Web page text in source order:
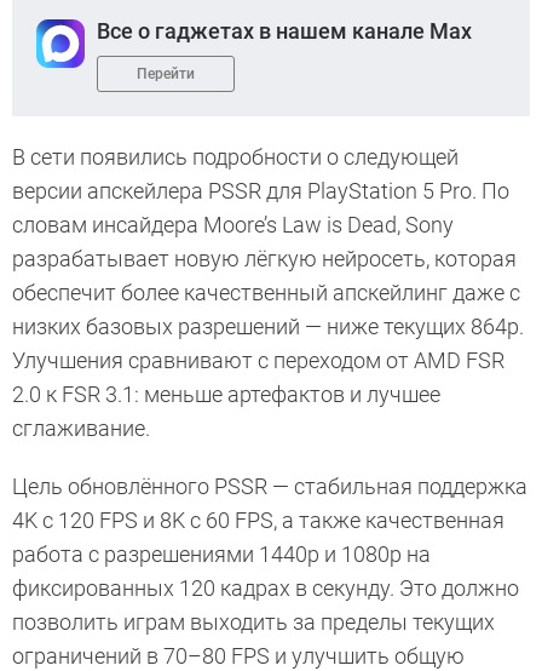
Все о гаджетах в нашем канале Max
Перейти
В сети появились подробности о следующей
версии апскейлера PSSR для PlayStation 5 Pro. По
словам инсайдера Moore’s Law is Dead, Sony
разрабатывает новую лёгкую нейросеть, которая
обеспечит более качественный апскейлинг даже с
низких базовых разрешений — ниже текущих 864p.
Улучшения сравнивают с переходом от AMD FSR
2.0 к FSR 3.1: меньше артефактов и лучшее
сглаживание.
Цель обновлённого PSSR — стабильная поддержка
4K с 120 FPS и 8K с 60 FPS, а также качественная
работа с разрешениями 1440p и 1080p на
фиксированных 120 кадрах в секунду. Это должно
позволить играм выходить за пределы текущих
ограничений в 70–80 FPS и улучшить общую